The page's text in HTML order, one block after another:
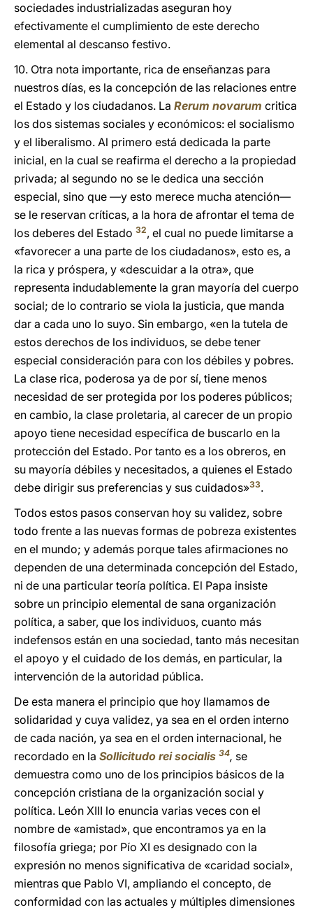
sociedades industrializadas aseguran hoy
efectivamente el cumplimiento de este derecho
elemental al descanso festivo.
10. Otra nota importante, rica de enseñanzas para
nuestros días, es la concepción de las relaciones entre
el Estado y los ciudadanos. La Rerum novarum critica
los dos sistemas sociales y económicos: el socialismo
y el liberalismo. Al primero está dedicada la parte
inicial, en la cual se reafirma el derecho a la propiedad
privada; al segundo no se le dedica una sección
especial, sino que —y esto merece mucha atención—
se le reservan críticas, a la hora de afrontar el tema de
los deberes del Estado 32, el cual no puede limitarse a
«favorecer a una parte de los ciudadanos», esto es, a
la rica y próspera, y «descuidar a la otra», que
representa indudablemente la gran mayoría del cuerpo
social; de lo contrario se viola la justicia, que manda
dar a cada uno lo suyo. Sin embargo, «en la tutela de
estos derechos de los individuos, se debe tener
especial consideración para con los débiles y pobres.
La clase rica, poderosa ya de por sí, tiene menos
necesidad de ser protegida por los poderes públicos;
en cambio, la clase proletaria, al carecer de un propio
apoyo tiene necesidad específica de buscarlo en la
protección del Estado. Por tanto es a los obreros, en
su mayoría débiles y necesitados, a quienes el Estado
debe dirigir sus preferencias y sus cuidados»33.
Todos estos pasos conservan hoy su validez, sobre
todo frente a las nuevas formas de pobreza existentes
en el mundo; y además porque tales afirmaciones no
dependen de una determinada concepción del Estado,
ni de una particular teoría política. El Papa insiste
sobre un principio elemental de sana organización
política, a saber, que los individuos, cuanto más
indefensos están en una sociedad, tanto más necesitan
el apoyo y el cuidado de los demás, en particular, la
intervención de la autoridad pública.
De esta manera el principio que hoy llamamos de
solidaridad y cuya validez, ya sea en el orden interno
de cada nación, ya sea en el orden internacional, he
recordado en la Sollicitudo rei socialis 34, se
demuestra como uno de los principios básicos de la
concepción cristiana de la organización social y
política. León XIII lo enuncia varias veces con el
nombre de «amistad», que encontramos ya en la
filosofía griega; por Pío XI es designado con la
expresión no menos significativa de «caridad social»,
mientras que Pablo VI, ampliando el concepto, de
conformidad con las actuales y múltiples dimensiones